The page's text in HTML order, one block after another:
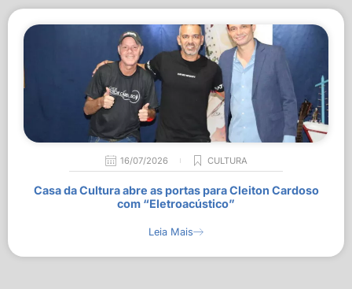
16/07/2026 CULTURA
Casa da Cultura abre as portas para Cleiton Cardoso
com “Eletroacústico”
Leia Mais